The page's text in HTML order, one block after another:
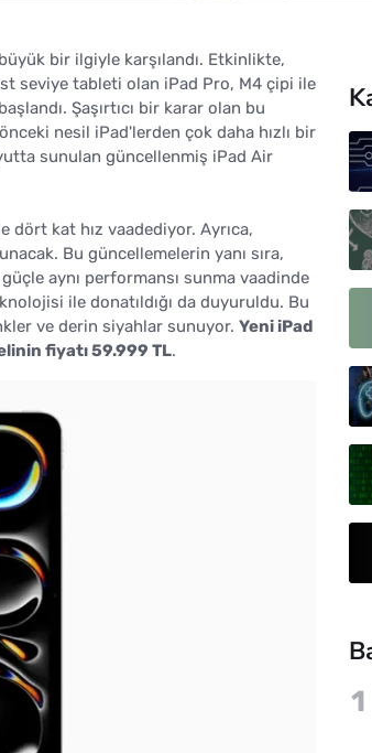
bir ilgiyle karşılandı. Etkinlikte,
seviye tableti olan iPad Pro, M4 çipi ile
Şaşırtıcı bir karar olan bu
nesil iPad'lerden çok daha hızlı bir
sunulan güncellenmiş iPad Air
dört kat hız vaadediyor. Ayrıca,
Bu güncellemelerin yanı sıra,
aynı performansı sunma vaadinde
ile donatıldığı da duyuruldu. Bu
ve derin siyahlar sunuyor. Yeni iPad
fiyatı 59.999 TL.
1